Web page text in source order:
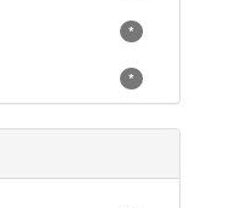
*
*
*
*
*
*